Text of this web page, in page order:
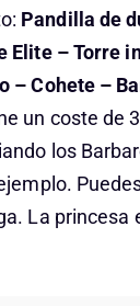
Pandilla de
Elite – Torre
– Cohete –
un coste de
los
La princesa